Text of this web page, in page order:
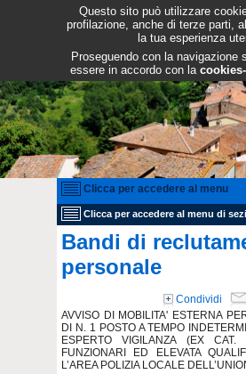
Questo sito può utilizzare
profilazione, anche di terze parti,
la tua esperienza
Proseguendo con la navigazione
essere in accordo con la
Clicca per accedere al menu
Clicca per accedere al menu di
Bandi di
personale
Condividi
AVVISO DI MOBILITA' ESTERNA
DI N. 1 POSTO A TEMPO
ESPERTO VIGILANZA (EX
FUNZIONARI ED ELEVATA
L’AREA POLIZIA LOCALE